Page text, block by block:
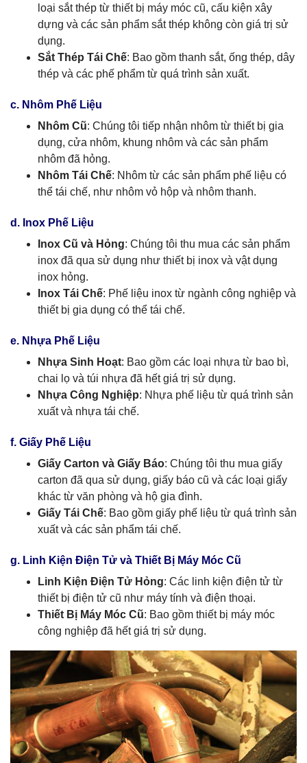
loại sắt thép từ thiết bị máy móc cũ, cấu kiện xây
dựng và các sản phẩm sắt thép không còn giá trị sử
dụng.
Sắt Thép Tái Chế: Bao gồm thanh sắt, ống thép, dây
thép và các phế phẩm từ quá trình sản xuất.
c. Nhôm Phế Liệu
Nhôm Cũ: Chúng tôi tiếp nhận nhôm từ thiết bị gia
dụng, cửa nhôm, khung nhôm và các sản phẩm
nhôm đã hỏng.
Nhôm Tái Chế: Nhôm từ các sản phẩm phế liệu có
thể tái chế, như nhôm vỏ hộp và nhôm thanh.
d. Inox Phế Liệu
Inox Cũ và Hỏng: Chúng tôi thu mua các sản phẩm
inox đã qua sử dụng như thiết bị inox và vật dụng
inox hỏng.
Inox Tái Chế: Phế liệu inox từ ngành công nghiệp và
thiết bị gia dụng có thể tái chế.
e. Nhựa Phế Liệu
Nhựa Sinh Hoạt: Bao gồm các loại nhựa từ bao bì,
chai lọ và túi nhựa đã hết giá trị sử dụng.
Nhựa Công Nghiệp: Nhựa phế liệu từ quá trình sản
xuất và nhựa tái chế.
f. Giấy Phế Liệu
Giấy Carton và Giấy Báo: Chúng tôi thu mua giấy
carton đã qua sử dụng, giấy báo cũ và các loại giấy
khác từ văn phòng và hộ gia đình.
Giấy Tái Chế: Bao gồm giấy phế liệu từ quá trình sản
xuất và các sản phẩm tái chế.
g. Linh Kiện Điện Tử và Thiết Bị Máy Móc Cũ
Linh Kiện Điện Tử Hỏng: Các linh kiện điện tử từ
thiết bị điện tử cũ như máy tính và điện thoại.
Thiết Bị Máy Móc Cũ: Bao gồm thiết bị máy móc
công nghiệp đã hết giá trị sử dụng.